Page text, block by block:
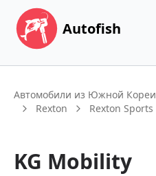
Autofish
Автомобили из Южной Кореи
Rexton
Rexton Sports
KG Mobility